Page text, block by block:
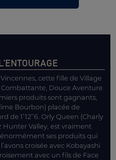
cette fille de Village
Combattante, Douce Aventure
produits sont gagnants,
Bourbon) placée de
de 1’12’’6. Orly Queen (Charly
Hunter Valley, est vraiment
ses produits qui
croisée avec Kobayashi
avec un fils de Face